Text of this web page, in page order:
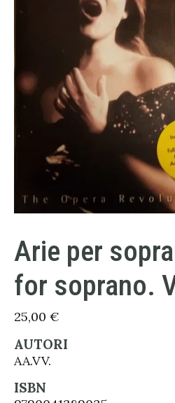
Arie per
for soprano.
25,00 €
AUTORI
AA.VV.
ISBN